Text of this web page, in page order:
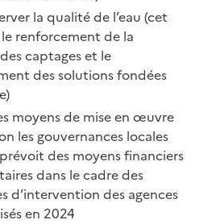
la qualité de l’eau (cet
renforcement de la
captages et le
des solutions fondées
moyens de mise en œuvre
les gouvernances locales
des moyens financiers
dans le cadre des
d’intervention des agences
en 2024